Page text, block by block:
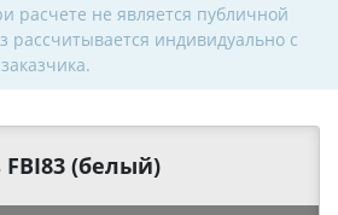
расчете не является публичной
рассчитывается индивидуально с
FBI83 (белый)